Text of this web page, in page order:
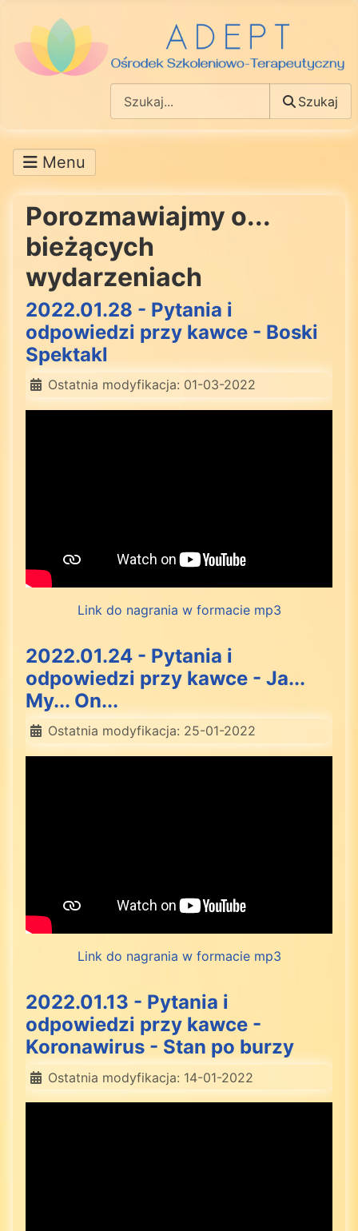
Szukaj
Porozmawiajmy o...
bieżących
wydarzeniach
2022.01.28 - Pytania i
odpowiedzi przy kawce - Boski
Spektakl
Ostatnia modyfikacja: 01-03-2022
Link do nagrania w formacie mp3
2022.01.24 - Pytania i
odpowiedzi przy kawce - Ja...
My... On...
Ostatnia modyfikacja: 25-01-2022
Link do nagrania w formacie mp3
2022.01.13 - Pytania i
odpowiedzi przy kawce -
Koronawirus - Stan po burzy
Ostatnia modyfikacja: 14-01-2022